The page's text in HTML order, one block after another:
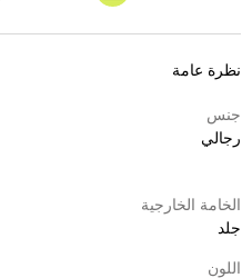
نظرة عامة
جنس
رجالي
الخامة الخارجية
جلد
اللون